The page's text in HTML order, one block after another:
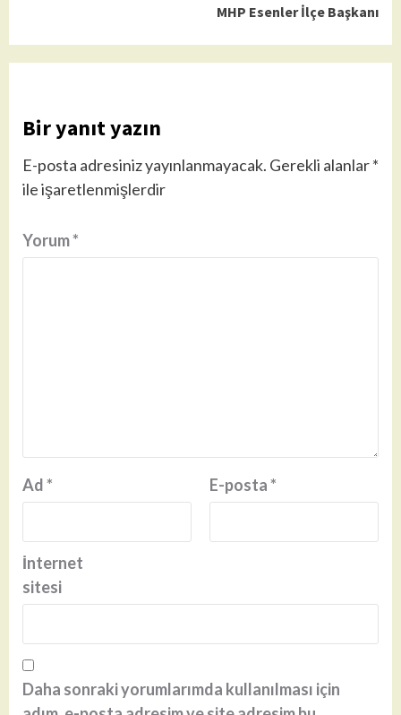
MHP Esenler İlçe Başkanı
Bir yanıt yazın
E-posta adresiniz yayınlanmayacak. Gerekli alanlar*
ile işaretlenmişlerdir
Yorum*
Ad* E-posta*
İnternet
sitesi
Daha sonraki yorumlarımda kullanılması için